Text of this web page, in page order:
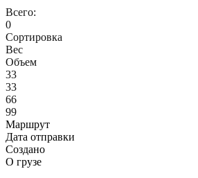
Всего:
0
Сортировка
Вес
Объем
33
33
66
99
Маршрут
Дата отправки
Создано
О грузе